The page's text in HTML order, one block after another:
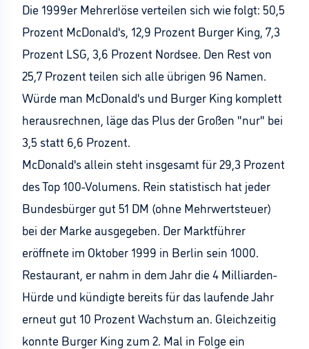
Die 1999er Mehrerlöse verteilen sich wie folgt: 50,5
Prozent McDonald's, 12,9 Prozent Burger King, 7,3
Prozent LSG, 3,6 Prozent Nordsee. Den Rest von
25,7 Prozent teilen sich alle übrigen 96 Namen.
Würde man McDonald's und Burger King komplett
herausrechnen, läge das Plus der Großen "nur" bei
3,5 statt 6,6 Prozent.
McDonald's allein steht insgesamt für 29,3 Prozent
des Top 100-Volumens. Rein statistisch hat jeder
Bundesbürger gut 51 DM (ohne Mehrwertsteuer)
bei der Marke ausgegeben. Der Marktführer
eröffnete im Oktober 1999 in Berlin sein 1000.
Restaurant, er nahm in dem Jahr die 4 Milliarden-
Hürde und kündigte bereits für das laufende Jahr
erneut gut 10 Prozent Wachstum an. Gleichzeitig
konnte Burger King zum 2. Mal in Folge ein